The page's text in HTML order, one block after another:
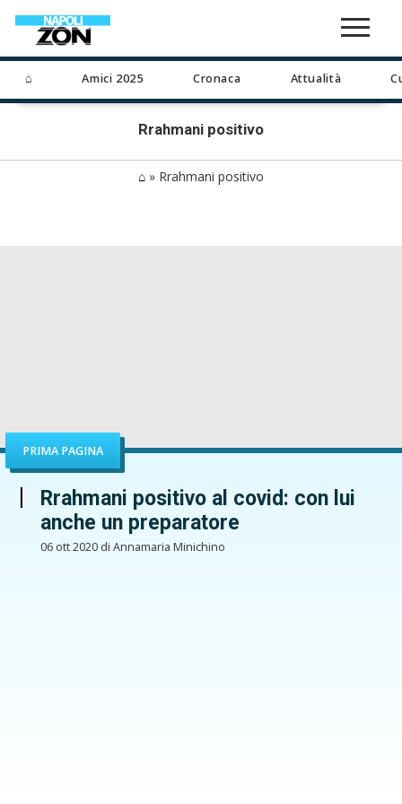
⌂ Amici 2025 Cronaca Attualità
Rrahmani positivo
⌂ » Rrahmani positivo
PRIMA PAGINA
Rrahmani positivo al covid: con lui
anche un preparatore
06 ott 2020 di Annamaria Minichino